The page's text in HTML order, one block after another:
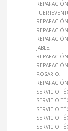
JABLE
ROSARIO
SERVICIO
SERVICIO
SERVICIO
SERVICIO
SERVICIO